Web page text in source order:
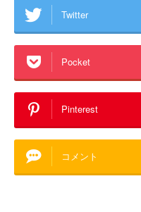
Twitter
Pocket
Pinterest
コメント